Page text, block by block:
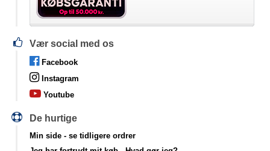
Vær social med os
Facebook
Instagram
Youtube
De hurtige
Min side - se tidligere ordrer